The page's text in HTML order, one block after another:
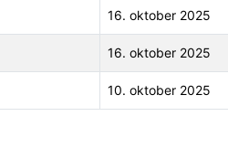
16. oktober 2025
16. oktober 2025
10. oktober 2025